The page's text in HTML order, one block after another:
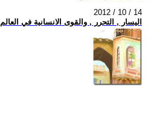
2012 / 10 / 14
اليسار , التحرر , والقوى الانسانية في العالم